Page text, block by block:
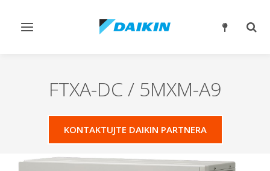
Přepnout
FTXA-DC / 5MXM-A9
KONTAKTUJTE DAIKIN PARTNERA